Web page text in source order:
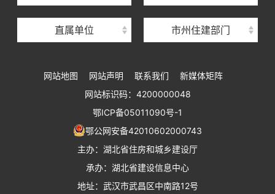
直属单位
湖北省建设工程质量安全监督总站
湖北省建设工程标准定额管理总站
湖北省住建厅执业资格注册中心
湖北省城乡建设发展中心
湖北城市建设职业技术学院
市州住建部门
网站地图 网站声明 联系我们
新媒体矩阵
网站标识码：4200000048
鄂ICP备05011090号-1
鄂公网安备42010602000743
主办：湖北省住房和城乡建设厅
承办：湖北省建设信息中心
地址：武汉市武昌区中南路12号